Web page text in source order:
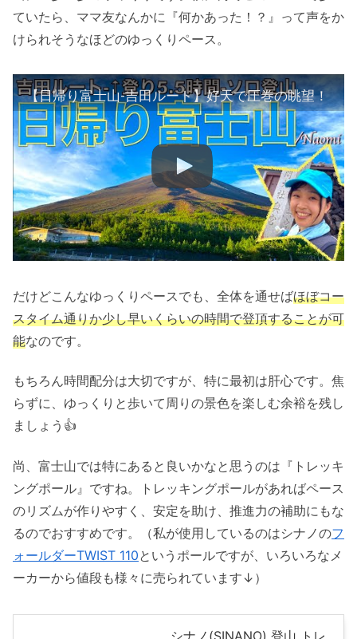
ていたら、ママ友なんかに『何かあった！？』って声をか
けられそうなほどのゆっくりペース。
【日帰り富士山-吉田ルート】好天で圧巻の眺望！
だけどこんなゆっくりペースでも、全体を通せばほぼコー
スタイム通りか少し早いくらいの時間で登頂することが可
能なのです。
もちろん時間配分は大切ですが、特に最初は肝心です。焦
らずに、ゆっくりと歩いて周りの景色を楽しむ余裕を残し
ましょう👍
尚、富士山では特にあると良いかなと思うのは『トレッキ
ングポール』ですね。トレッキングポールがあればペース
のリズムが作りやすく、安定を助け、推進力の補助にもな
るのでおすすめです。（私が使用しているのはシナノのフ
ォールダーTWIST 110というポールですが、いろいろなメ
ーカーから値段も様々に売られています↓）
シナノ(SINANO) 登山 トレ